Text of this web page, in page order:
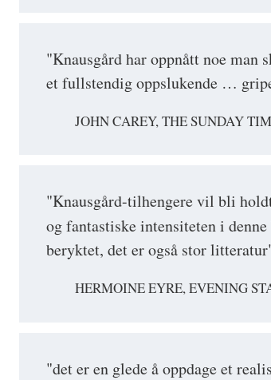
"Knausgård har oppnått noe
et fullstendig oppslukende …
JOHN CAREY, THE SUNDAY
"Knausgård-tilhengere vil bli
og fantastiske intensiteten i
beryktet, det er også stor
HERMOINE EYRE, EVENING
"det er en glede å oppdage et